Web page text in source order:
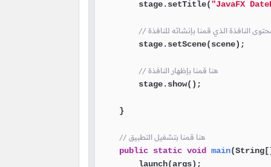
        stage.setTitle(
"JavaFX
        stage.setScene(scene);
// هنا قمنا بإظهار النافذة
        stage.show();
    }
// هنا قمنا بتشغيل التطبيق
public static void main
        launch(args);